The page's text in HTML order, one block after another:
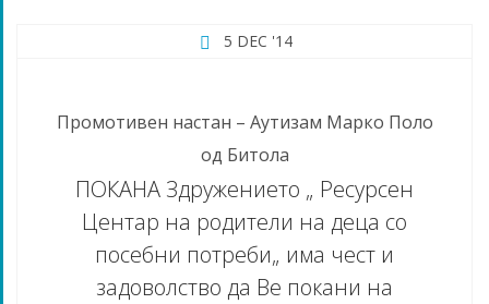
5 DEC '14
Промотивен настан – Аутизам Марко Поло
од Битола
ПОКАНА Здружението „ Ресурсен
Центар на родители на деца со
посебни потреби„ има чест и
задоволство да Ве покани на